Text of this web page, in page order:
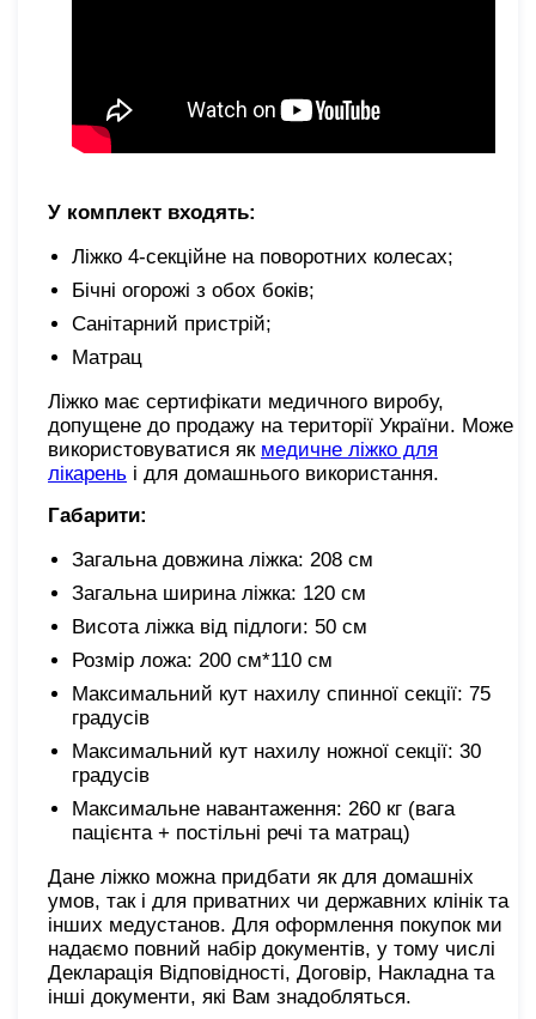
У комплект входять:
Ліжко 4-секційне на поворотних колесах;
Бічні огорожі з обох боків;
Санітарний пристрій;
Матрац
Ліжко має сертифікати медичного виробу,
допущене до продажу на території України. Може
використовуватися як медичне ліжко для
лікарень і для домашнього використання.
Габарити:
Загальна довжина ліжка: 208 см
Загальна ширина ліжка: 120 см
Висота ліжка від підлоги: 50 см
Розмір ложа: 200 см*110 см
Максимальний кут нахилу спинної секції: 75
градусів
Максимальний кут нахилу ножної секції: 30
градусів
Максимальне навантаження: 260 кг (вага
пацієнта + постільні речі та матрац)
Дане ліжко можна придбати як для домашніх
умов, так і для приватних чи державних клінік та
інших медустанов. Для оформлення покупок ми
надаємо повний набір документів, у тому числі
Декларація Відповідності, Договір, Накладна та
інші документи, які Вам знадобляться.